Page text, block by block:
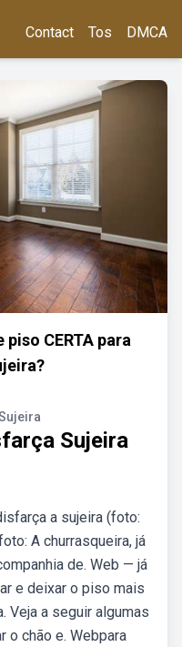
Contact Tos DMCA
CERTA para
Sujeira
a sujeira (foto:
A churrasqueira, já
de. Web — já
e deixar o piso mais
Veja a seguir algumas
o chão e. Webpara